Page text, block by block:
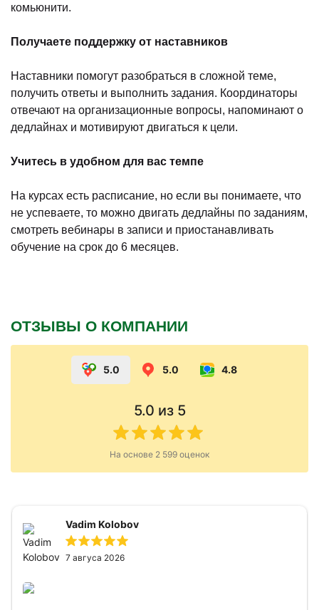
комьюнити.
Получаете поддержку от наставников
Наставники помогут разобраться в сложной теме,
получить ответы и выполнить задания. Координаторы
отвечают на организационные вопросы, напоминают о
дедлайнах и мотивируют двигаться к цели.
Учитесь в удобном для вас темпе
На курсах есть расписание, но если вы понимаете, что
не успеваете, то можно двигать дедлайны по заданиям,
смотреть вебинары в записи и приостанавливать
обучение на срок до 6 месяцев.
ОТЗЫВЫ О КОМПАНИИ
5.0 5.0 4.8
5.0 из 5
На основе 2 599 оценок
Vadim Kolobov
7 авгуса 2026